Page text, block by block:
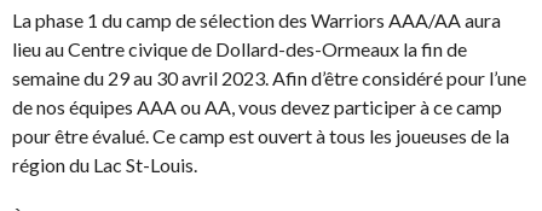
La phase 1 du camp de sélection des Warriors AAA/AA aura
lieu au Centre civique de Dollard-des-Ormeaux la fin de
semaine du 29 au 30 avril 2023. Afin d’être considéré pour l’une
de nos équipes AAA ou AA, vous devez participer à ce camp
pour être évalué. Ce camp est ouvert à tous les joueuses de la
région du Lac St-Louis.